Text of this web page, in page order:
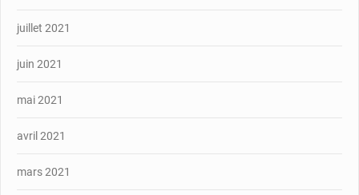
juillet 2021
juin 2021
mai 2021
avril 2021
mars 2021